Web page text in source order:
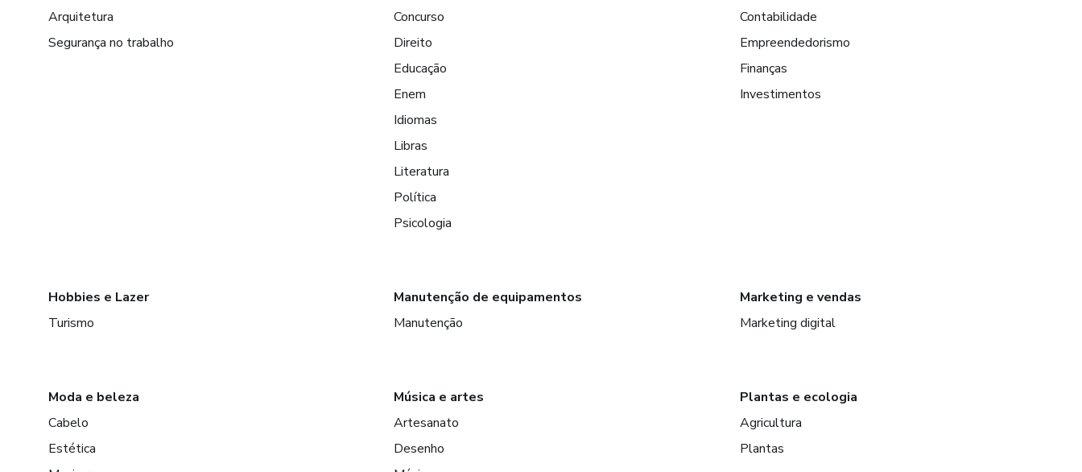
Arquitetura
Segurança no trabalho
Concurso
Direito
Educação
Enem
Idiomas
Libras
Literatura
Política
Psicologia
Contabilidade
Empreendedorismo
Finanças
Investimentos
Hobbies e Lazer
Turismo
Manutenção de equipamentos
Manutenção
Marketing e vendas
Marketing digital
Moda e beleza
Cabelo
Estética
Música e artes
Artesanato
Desenho
Plantas e ecologia
Agricultura
Plantas